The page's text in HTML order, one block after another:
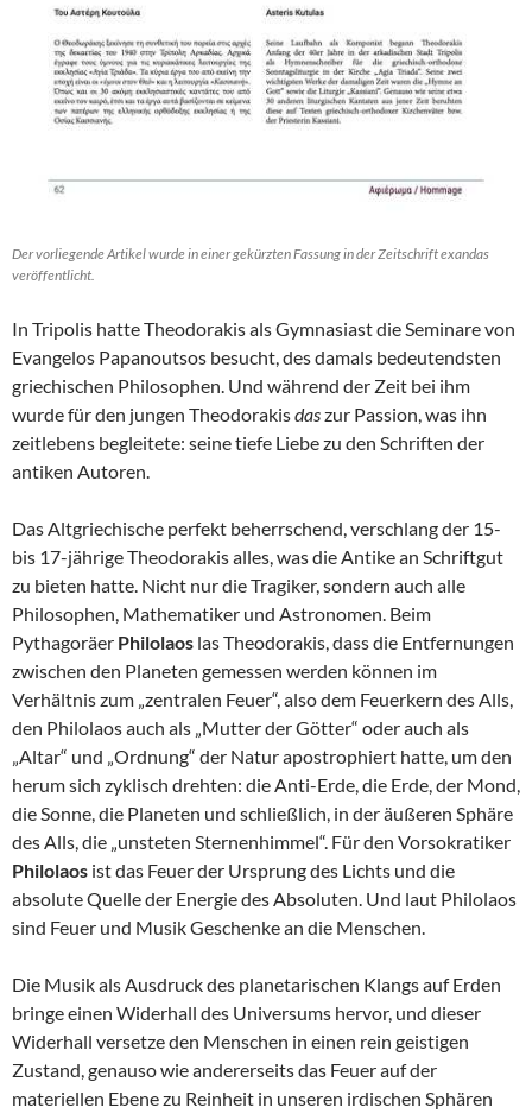
Der vorliegende Artikel wurde in einer gekürzten Fassung in der Zeitschrift exandas
veröffentlicht.
In Tripolis hatte Theodorakis als Gymnasiast die Seminare von
Evangelos Papanoutsos besucht, des damals bedeutendsten
griechischen Philosophen. Und während der Zeit bei ihm
wurde für den jungen Theodorakisdaszur Passion, was ihn
zeitlebens begleitete: seine tiefe Liebe zu den Schriften der
antiken Autoren.
Das Altgriechische perfekt beherrschend, verschlang der 15-
bis 17-jährige Theodorakis alles, was die Antike an Schriftgut
zu bieten hatte. Nicht nur die Tragiker, sondern auch alle
Philosophen, Mathematiker und Astronomen. Beim
Pythagoräer Philolaos las Theodorakis, dass die Entfernungen
zwischen den Planeten gemessen werden können im
Verhältnis zum „zentralen Feuer“, also dem Feuerkern des Alls,
den Philolaos auch als „Mutter der Götter“ oder auch als
„Altar“ und „Ordnung“ der Natur apostrophiert hatte, um den
herum sich zyklisch drehten: die Anti-Erde, die Erde, der Mond,
die Sonne, die Planeten und schließlich, in der äußeren Sphäre
des Alls, die „unsteten Sternenhimmel“. Für den Vorsokratiker
Philolaos ist das Feuer der Ursprung des Lichts und die
absolute Quelle der Energie des Absoluten. Und laut Philolaos
sind Feuer und Musik Geschenke an die Menschen.
Die Musik als Ausdruck des planetarischen Klangs auf Erden
bringe einen Widerhall des Universums hervor, und dieser
Widerhall versetze den Menschen in einen rein geistigen
Zustand, genauso wie andererseits das Feuer auf der
materiellen Ebene zu Reinheit in unseren irdischen Sphären